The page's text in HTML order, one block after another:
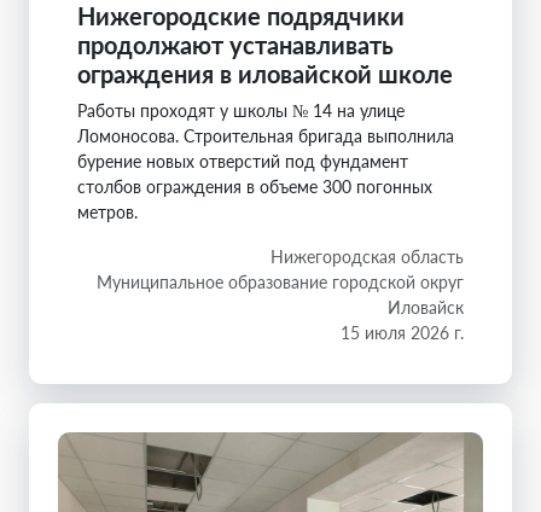
Нижегородские подрядчики
продолжают устанавливать
ограждения в иловайской школе
Работы проходят у школы № 14 на улице
Ломоносова. Строительная бригада выполнила
бурение новых отверстий под фундамент
столбов ограждения в объеме 300 погонных
метров.
Нижегородская область
Муниципальное образование городской округ
Иловайск
15 июля 2026 г.